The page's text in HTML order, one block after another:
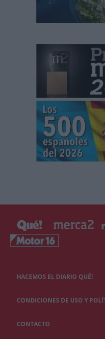
HACEMOS EL DIARIO QUÉ!
CONDICIONES DE USO Y
CONTACTO